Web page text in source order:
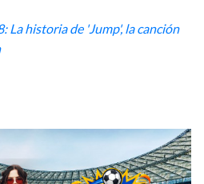
La historia de 'Jump', la canción